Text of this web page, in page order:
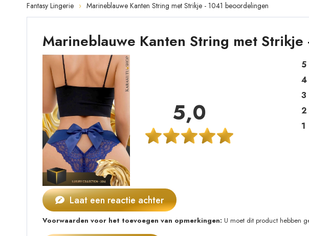
Fantasy Lingerie Marineblauwe Kanten String met Strikje - 1041 beoordelingen
Marineblauwe Kanten String met
5,0
5
4
3
2
1
Laat een reactie achter
Voorwaarden voor het toevoegen van opmerkingen: U moet dit product hebben